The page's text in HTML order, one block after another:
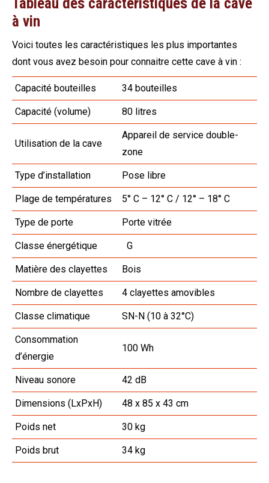
à vin
Voici toutes les caractéristiques les plus importantes
dont vous avez besoin pour connaitre cette cave à vin :
Capacité bouteilles 34 bouteilles
Capacité (volume) 80 litres
Utilisation de la cave
Appareil de service double-
zone
Type d’installation Pose libre
Plage de températures 5° C – 12° C / 12° – 18° C
Type de porte Porte vitrée
Classe énergétique G
Matière des clayettes Bois
Nombre de clayettes 4 clayettes amovibles
Classe climatique SN-N (10 à 32°C)
Consommation
d’énergie
100 Wh
Niveau sonore 42 dB
Dimensions (LxPxH) 48 x 85 x 43 cm
Poids net 30 kg
Poids brut 34 kg